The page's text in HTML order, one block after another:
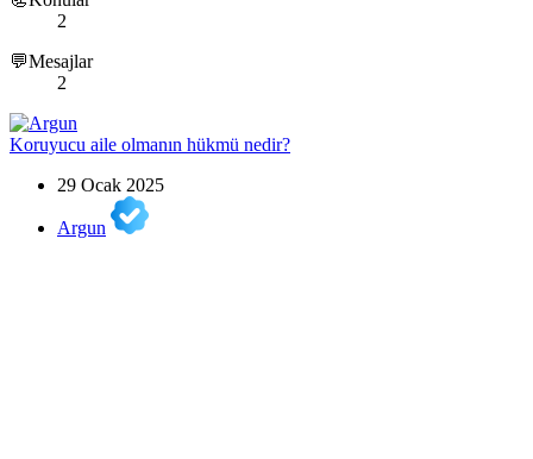
2
💬Mesajlar
2
Koruyucu aile olmanın hükmü nedir?
29 Ocak 2025
Argun